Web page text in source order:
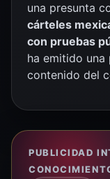
una presunta
cárteles
con pruebas
ha emitido
contenido del
PUBLICIDAD